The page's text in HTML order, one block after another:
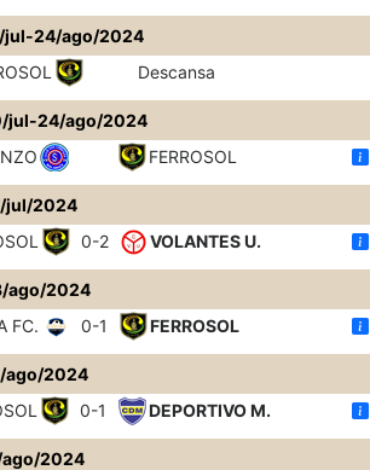
jul-24/ago/2024
Descansa
jul-24/ago/2024
FERROSOL
jul/2024
0-2 VOLANTES U.
ago/2024
FC.
0-1 FERROSOL
ago/2024
0-1 DEPORTIVO M.
ago/2024